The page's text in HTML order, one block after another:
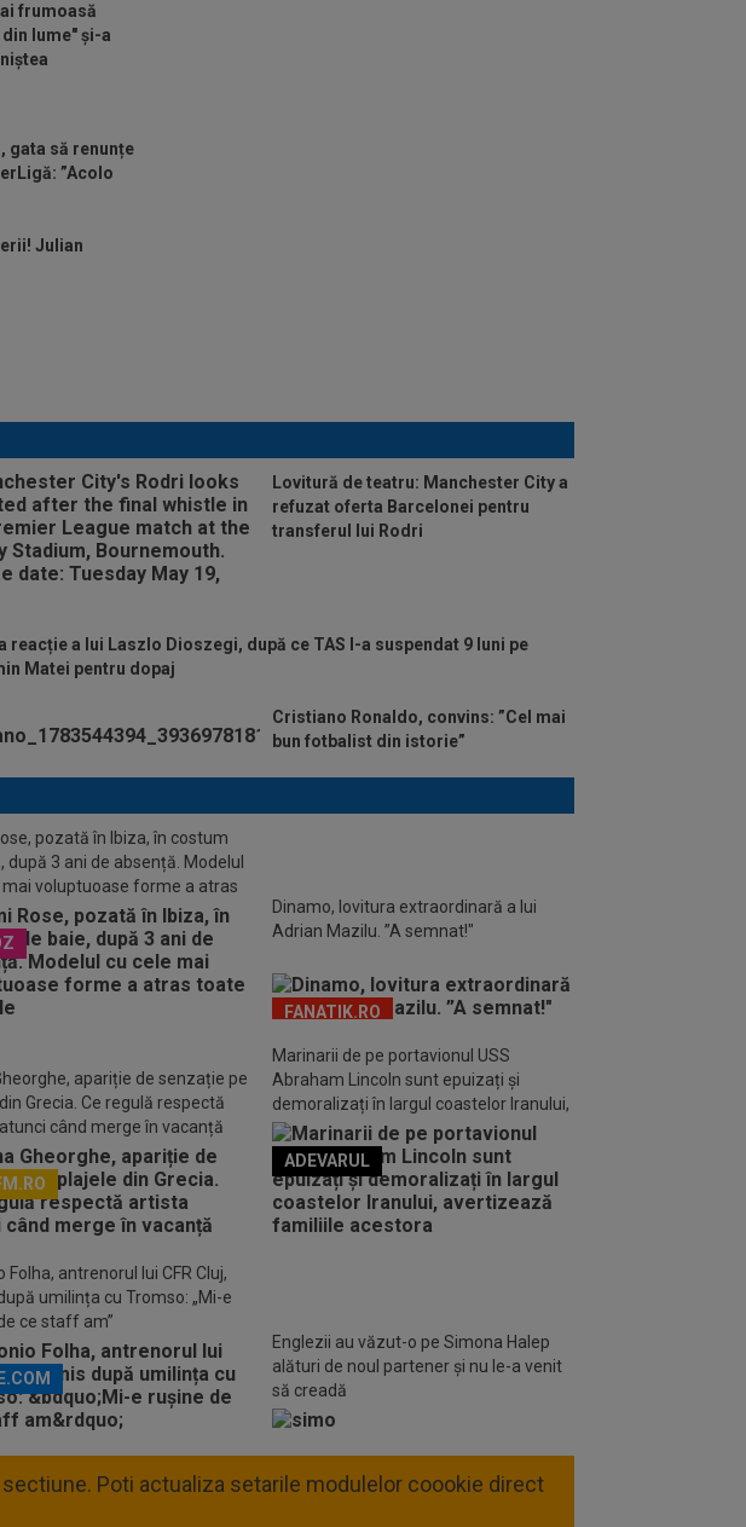
frumoasă
lume" și-a
gata să renunțe
”Acolo
Julian
Lovitură de teatru: Manchester City a
refuzat oferta Barcelonei pentru
transferul lui Rodri
reacție a lui Laszlo Dioszegi, după ce TAS l-a suspendat 9 luni pe
Matei pentru dopaj
Cristiano Ronaldo, convins: ”Cel mai
bun fotbalist din istorie”
pozată în Ibiza, în costum
după 3 ani de absență. Modelul
mai voluptuoase forme a atras
Dinamo, lovitura extraordinară a lui
Adrian Mazilu. ”A semnat!"
FANATIK.RO
apariție de senzație pe
Grecia. Ce regulă respectă
când merge în vacanță
Marinarii de pe portavionul USS
Abraham Lincoln sunt epuizați și
demoralizați în largul coastelor Iranului,
avertizează familiile acestora
ADEVARUL
Folha, antrenorul lui CFR Cluj,
umilința cu Tromso: „Mi-e
ce staff am”
Englezii au văzut-o pe Simona Halep
alături de noul partener și nu le-a venit
să creadă
Poti actualiza setarile modulelor coookie direct